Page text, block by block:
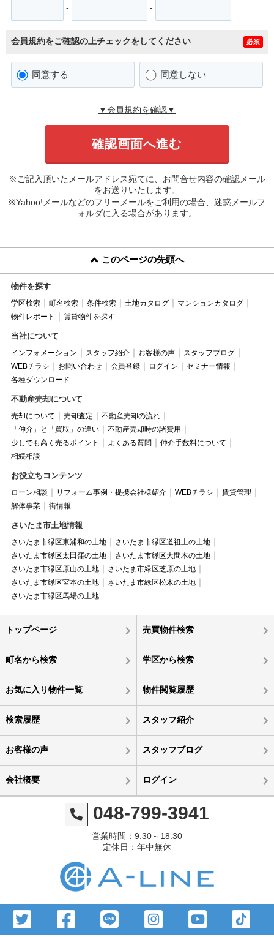
- -
会員規約をご確認の上チェックをしてください 必須
同意する 同意しない
▼会員規約を確認▼
※ご記入頂いたメールアドレス宛てに、お問合せ内容の確認メール
をお送りいたします。
※Yahoo!メールなどのフリーメールをご利用の場合、迷惑メールフ
ォルダに入る場合があります。
このページの先頭へ
物件を探す
学区検索 町名検索 条件検索 土地カタログ
マンションカタログ
物件レポート
賃貸物件を探す
当社について
インフォメーション スタッフ紹介 お客様の声
スタッフブログ
WEBチラシ
お問い合わせ 会員登録 ログイン
セミナー情報
各種ダウンロード
不動産売却について
売却について 売却査定
不動産売却の流れ
「仲介」と「買取」の違い
不動産売却時の諸費用
少しでも高く売るポイント
よくある質問
仲介手数料について
相続相談
お役立ちコンテンツ
ローン相談 リフォーム事例・提携会社様紹介 WEBチラシ
賃貸管理
解体事業
街情報
さいたま市土地情報
さいたま市緑区東浦和の土地
さいたま市緑区道祖土の土地
さいたま市緑区太田窪の土地
さいたま市緑区大間木の土地
さいたま市緑区原山の土地
さいたま市緑区芝原の土地
さいたま市緑区宮本の土地
さいたま市緑区松木の土地
さいたま市緑区馬場の土地
トップページ 売買物件検索
町名から検索 学区から検索
お気に入り物件一覧 物件閲覧履歴
検索履歴 スタッフ紹介
お客様の声 スタッフブログ
会社概要 ログイン
048-799-3941
営業時間：9:30～18:30
定休日：年中無休